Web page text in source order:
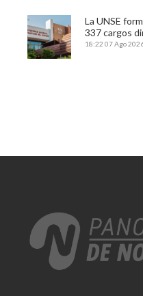
La UNSE
337 cargos
18:22 07 Ago